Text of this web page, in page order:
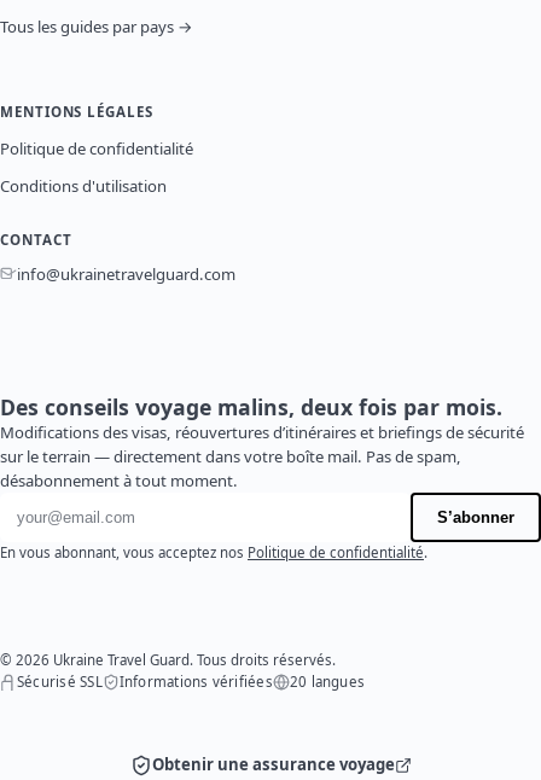
Tous les guides par pays →
MENTIONS LÉGALES
Politique de confidentialité
Conditions d'utilisation
CONTACT
info@ukrainetravelguard.com
Des conseils voyage malins, deux fois par mois.
Modifications des visas, réouvertures d’itinéraires et briefings de sécurité
sur le terrain — directement dans votre boîte mail. Pas de spam,
désabonnement à tout moment.
Adresse e-mail
S’abonner
En vous abonnant, vous acceptez nos Politique de confidentialité.
© 2026 Ukraine Travel Guard. Tous droits réservés.
Sécurisé SSL
Informations vérifiées 20 langues
Obtenir une assurance voyage